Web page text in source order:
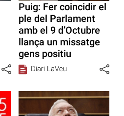
Puig: Fer coincidir el
ple del Parlament
amb el 9 d’Octubre
llança un missatge
gens positiu
Diari LaVeu